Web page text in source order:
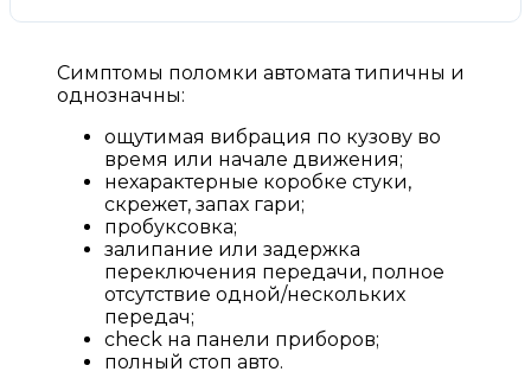
Симптомы поломки автомата типичны и
однозначны:
ощутимая вибрация по кузову во
время или начале движения;
нехарактерные коробке стуки,
скрежет, запах гари;
пробуксовка;
залипание или задержка
переключения передачи, полное
отсутствие одной/нескольких
передач;
check на панели приборов;
полный стоп авто.